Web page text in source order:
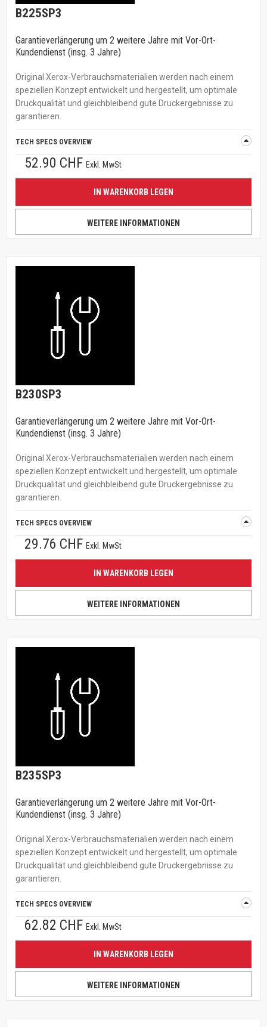
B225SP3
Garantieverlängerung um 2 weitere Jahre mit Vor-Ort-
Kundendienst (insg. 3 Jahre)
Original Xerox-Verbrauchsmaterialien werden nach einem
speziellen Konzept entwickelt und hergestellt, um optimale
Druckqualität und gleichbleibend gute Druckergebnisse zu
garantieren.
TECH SPECS OVERVIEW
52.90 CHF Exkl. MwSt
IN WARENKORB LEGEN
WEITERE INFORMATIONEN
B230SP3
Garantieverlängerung um 2 weitere Jahre mit Vor-Ort-
Kundendienst (insg. 3 Jahre)
Original Xerox-Verbrauchsmaterialien werden nach einem
speziellen Konzept entwickelt und hergestellt, um optimale
Druckqualität und gleichbleibend gute Druckergebnisse zu
garantieren.
TECH SPECS OVERVIEW
29.76 CHF Exkl. MwSt
IN WARENKORB LEGEN
WEITERE INFORMATIONEN
B235SP3
Garantieverlängerung um 2 weitere Jahre mit Vor-Ort-
Kundendienst (insg. 3 Jahre)
Original Xerox-Verbrauchsmaterialien werden nach einem
speziellen Konzept entwickelt und hergestellt, um optimale
Druckqualität und gleichbleibend gute Druckergebnisse zu
garantieren.
TECH SPECS OVERVIEW
62.82 CHF Exkl. MwSt
IN WARENKORB LEGEN
WEITERE INFORMATIONEN